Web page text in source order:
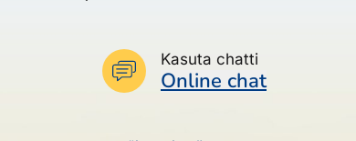
Kasuta chatti
Online chat